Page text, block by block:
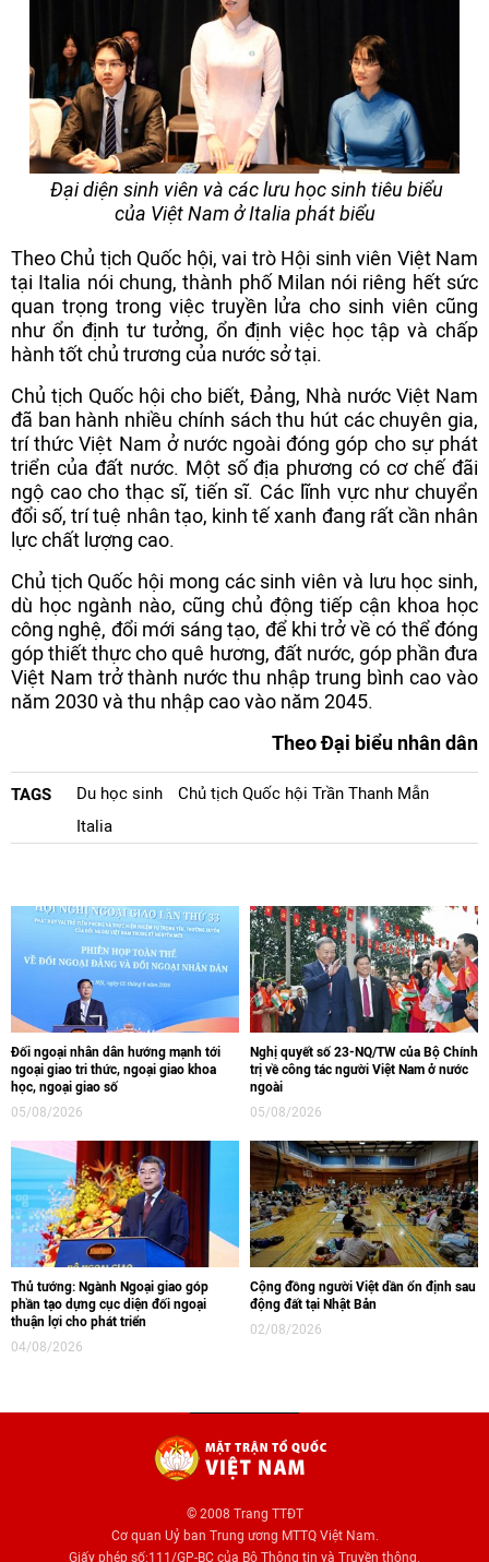
Đại diện sinh viên và các lưu học sinh tiêu biểu
của Việt Nam ở Italia phát biểu
Theo Chủ tịch Quốc hội, vai trò Hội sinh viên Việt Nam
tại Italia nói chung, thành phố Milan nói riêng hết sức
quan trọng trong việc truyền lửa cho sinh viên cũng
như ổn định tư tưởng, ổn định việc học tập và chấp
hành tốt chủ trương của nước sở tại.
Chủ tịch Quốc hội cho biết, Đảng, Nhà nước Việt Nam
đã ban hành nhiều chính sách thu hút các chuyên gia,
trí thức Việt Nam ở nước ngoài đóng góp cho sự phát
triển của đất nước. Một số địa phương có cơ chế đãi
ngộ cao cho thạc sĩ, tiến sĩ. Các lĩnh vực như chuyển
đổi số, trí tuệ nhân tạo, kinh tế xanh đang rất cần nhân
lực chất lượng cao.
Chủ tịch Quốc hội mong các sinh viên và lưu học sinh,
dù học ngành nào, cũng chủ động tiếp cận khoa học
công nghệ, đổi mới sáng tạo, để khi trở về có thể đóng
góp thiết thực cho quê hương, đất nước, góp phần đưa
Việt Nam trở thành nước thu nhập trung bình cao vào
năm 2030 và thu nhập cao vào năm 2045.
Theo Đại biểu nhân dân
TAGS Du học sinh
Chủ tịch Quốc hội Trần Thanh Mẫn
Italia
Đối ngoại nhân dân hướng mạnh tới
ngoại giao tri thức, ngoại giao khoa
học, ngoại giao số
05/08/2026
Nghị quyết số 23-NQ/TW của Bộ Chính
trị về công tác người Việt Nam ở nước
ngoài
05/08/2026
Thủ tướng: Ngành Ngoại giao góp
phần tạo dựng cục diện đối ngoại
thuận lợi cho phát triển
04/08/2026
Cộng đồng người Việt dần ổn định sau
động đất tại Nhật Bản
02/08/2026
© 2008 Trang TTĐT
Cơ quan Uỷ ban Trung ương MTTQ Việt Nam.
Giấy phép số:111/GP-BC của Bộ Thông tin và Truyền thông.